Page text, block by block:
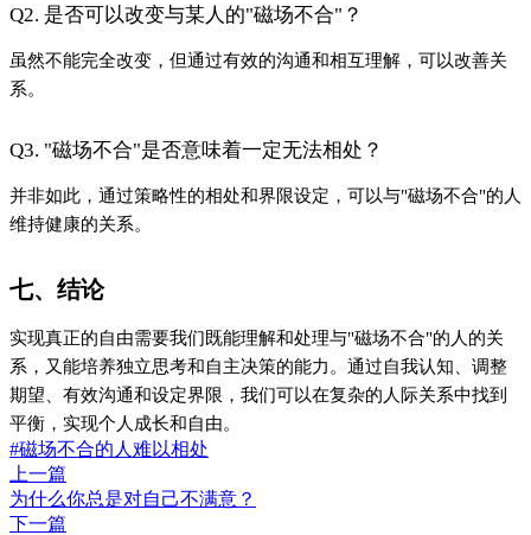
Q2. 是否可以改变与某人的"磁场不合"？
虽然不能完全改变，但通过有效的沟通和相互理解，可以改善关
系。
Q3. "磁场不合"是否意味着一定无法相处？
并非如此，通过策略性的相处和界限设定，可以与"磁场不合"的人
维持健康的关系。
七、结论
实现真正的自由需要我们既能理解和处理与"磁场不合"的人的关
系，又能培养独立思考和自主决策的能力。通过自我认知、调整
期望、有效沟通和设定界限，我们可以在复杂的人际关系中找到
平衡，实现个人成长和自由。
#磁场不合的人难以相处
上一篇
为什么你总是对自己不满意？
下一篇